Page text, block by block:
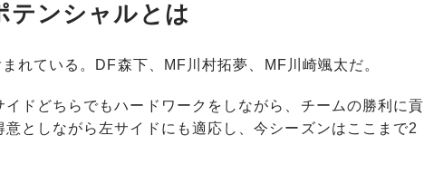
テンシャルとは
れている。DF森下、MF川村拓夢、MF川崎颯太だ。
ドどちらでもハードワークをしながら、チームの勝利に貢
としながら左サイドにも適応し、今シーズンはここまで2